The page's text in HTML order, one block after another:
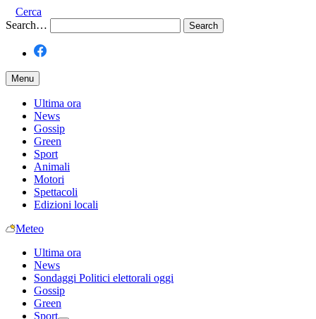
Cerca
Search…
Menu
Ultima ora
News
Gossip
Green
Sport
Animali
Motori
Spettacoli
Edizioni locali
Meteo
Ultima ora
News
Sondaggi Politici elettorali oggi
Gossip
Green
Sport